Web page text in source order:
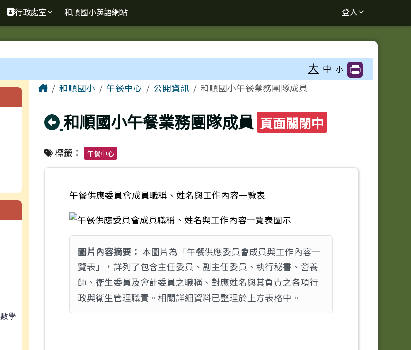
行政處室 和順國小英語網站 登入
大 中 小
數學
主內容區域
Home和順國小 午餐中心 公開資訊 和順國小午餐業務團隊成員
回上頁
和順國小午餐業務團隊成員 頁面關閉中
標籤： 午餐中心
午餐供應委員會成員職稱、姓名與工作內容一覽表
圖片內容摘要： 本圖片為「午餐供應委員會成員與工作內容一
覽表」，詳列了包含主任委員、副主任委員、執行秘書、營養
師、衛生委員及會計委員之職稱、對應姓名與其負責之各項行
政與衛生管理職責。相關詳細資料已整理於上方表格中。